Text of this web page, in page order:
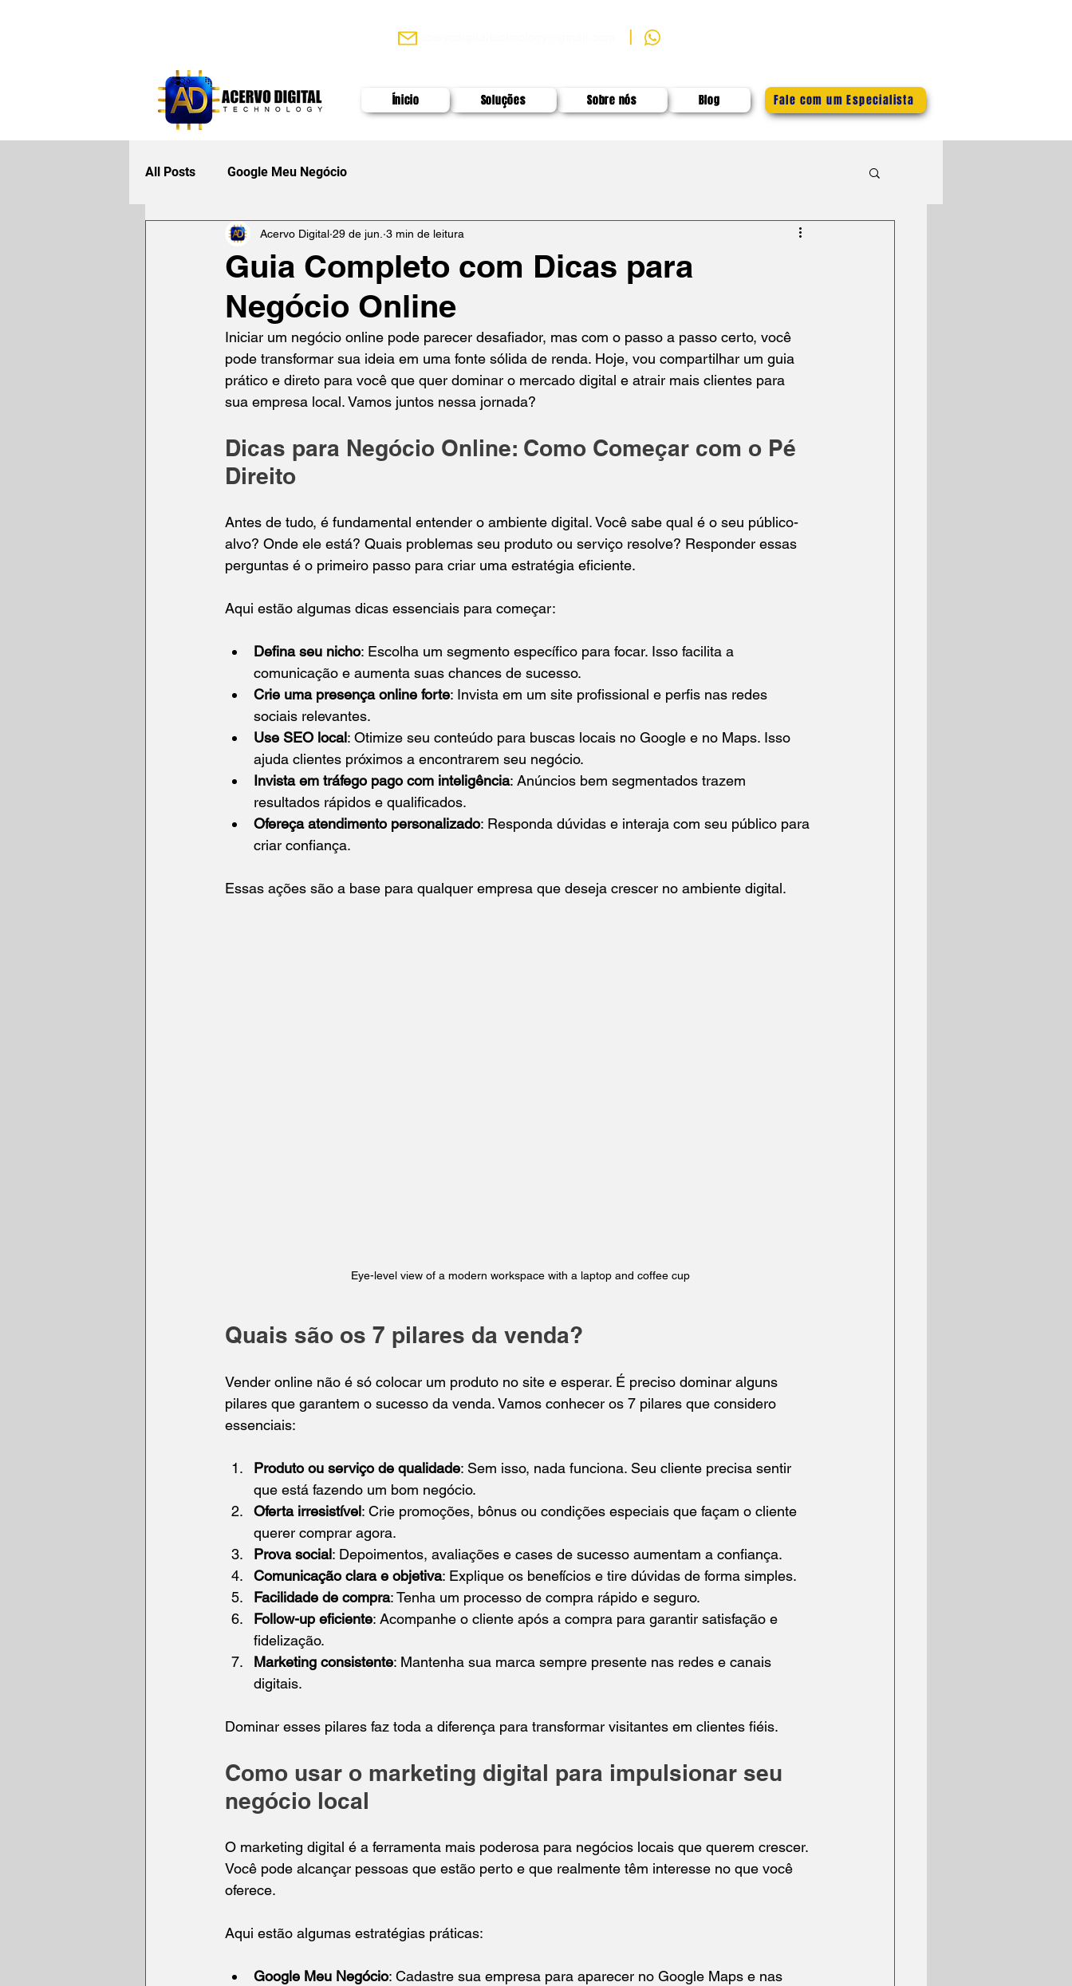
|
Ínicio Soluções Sobre nós Blog Fale com um Especialista
All Posts Google Meu Negócio
Guia Completo com Dicas para
Negócio Online
Acervo Digital 29 de jun. 3 min de leitura
Iniciar um negócio online pode parecer desafiador, mas com o passo a passo certo, você
pode transformar sua ideia em uma fonte sólida de renda. Hoje, vou compartilhar um guia
prático e direto para você que quer dominar o mercado digital e atrair mais clientes para
sua empresa local. Vamos juntos nessa jornada?
Dicas para Negócio Online: Como Começar com o Pé
Direito
Antes de tudo, é fundamental entender o ambiente digital. Você sabe qual é o seu público-
alvo? Onde ele está? Quais problemas seu produto ou serviço resolve? Responder essas
perguntas é o primeiro passo para criar uma estratégia eficiente.
Aqui estão algumas dicas essenciais para começar:
Defina seu nicho: Escolha um segmento específico para focar. Isso facilita a
comunicação e aumenta suas chances de sucesso.
Crie uma presença online forte: Invista em um site profissional e perfis nas redes
sociais relevantes.
Use SEO local: Otimize seu conteúdo para buscas locais no Google e no Maps. Isso
ajuda clientes próximos a encontrarem seu negócio.
Invista em tráfego pago com inteligência: Anúncios bem segmentados trazem
resultados rápidos e qualificados.
Ofereça atendimento personalizado: Responda dúvidas e interaja com seu público para
criar confiança.
Essas ações são a base para qualquer empresa que deseja crescer no ambiente digital.
Eye-level view of a modern workspace with a laptop and coffee cup
Quais são os 7 pilares da venda?
Vender online não é só colocar um produto no site e esperar. É preciso dominar alguns
pilares que garantem o sucesso da venda. Vamos conhecer os 7 pilares que considero
essenciais:
Produto ou serviço de qualidade: Sem isso, nada funciona. Seu cliente precisa sentir
que está fazendo um bom negócio.
Oferta irresistível: Crie promoções, bônus ou condições especiais que façam o cliente
querer comprar agora.
Prova social: Depoimentos, avaliações e cases de sucesso aumentam a confiança.
Comunicação clara e objetiva: Explique os benefícios e tire dúvidas de forma simples.
Facilidade de compra: Tenha um processo de compra rápido e seguro.
Follow-up eficiente: Acompanhe o cliente após a compra para garantir satisfação e
fidelização.
Marketing consistente: Mantenha sua marca sempre presente nas redes e canais
digitais.
Dominar esses pilares faz toda a diferença para transformar visitantes em clientes fiéis.
Como usar o marketing digital para impulsionar seu
negócio local
O marketing digital é a ferramenta mais poderosa para negócios locais que querem crescer.
Você pode alcançar pessoas que estão perto e que realmente têm interesse no que você
oferece.
Aqui estão algumas estratégias práticas:
Google Meu Negócio: Cadastre sua empresa para aparecer no Google Maps e nas